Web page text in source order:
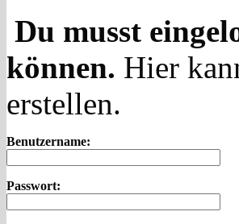
Du musst
können. Hier
erstellen.
Benutzername:
Passwort: